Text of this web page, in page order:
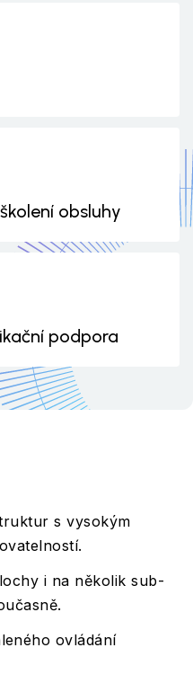
obsluhy
podpora
s vysokým
i na několik sub-
ovládání